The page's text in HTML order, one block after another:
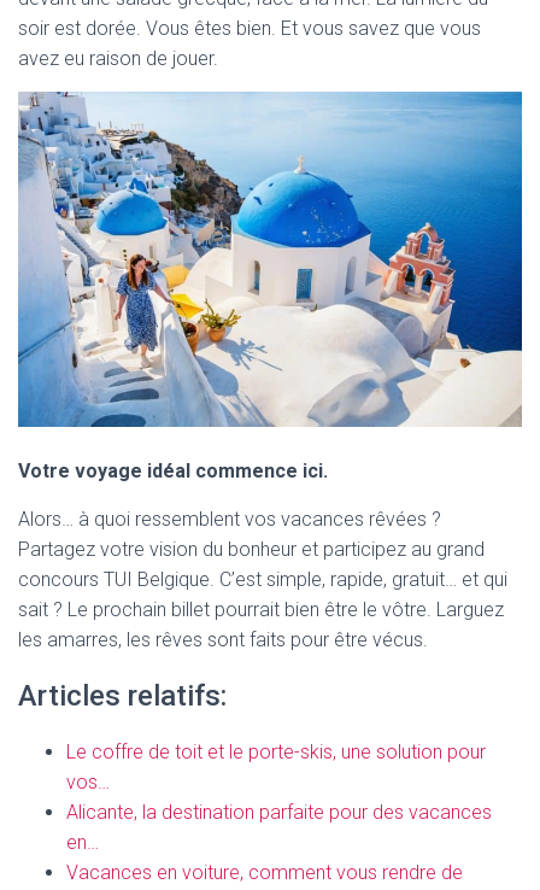
soir est dorée. Vous êtes bien. Et vous savez que vous
avez eu raison de jouer.
Votre voyage idéal commence ici.
Alors… à quoi ressemblent vos vacances rêvées ?
Partagez votre vision du bonheur et participez au grand
concours TUI Belgique. C’est simple, rapide, gratuit… et qui
sait ? Le prochain billet pourrait bien être le vôtre. Larguez
les amarres, les rêves sont faits pour être vécus.
Articles relatifs:
Le coffre de toit et le porte-skis, une solution pour
vos…
Alicante, la destination parfaite pour des vacances
en…
Vacances en voiture, comment vous rendre de